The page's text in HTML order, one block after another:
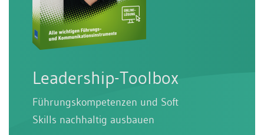
Leadership-Toolbox
Führungskompetenzen und Soft
Skills nachhaltig ausbauen